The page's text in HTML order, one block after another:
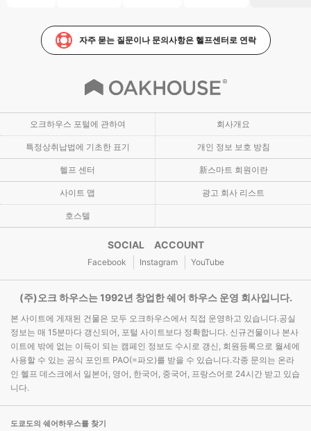
자주 묻는 질문이나 문의사항은 헬프센터로 연락
오크하우스 포털에 관하여 회사개요
특정상취납법에 기초한 표기 개인 정보 보호 방침
헬프 센터 新스마트 회원이란
사이트 맵 광고 회사 리스트
호스텔
SOCIAL ACCOUNT
Facebook Instagram YouTube
(주)오크 하우스는 1992년 창업한 쉐어 하우스 운영 회사입니다.
본 사이트에 게재된 건물은 모두 오크하우스에서 직접 운영하고 있습니다.공실
정보는 매 15분마다 갱신되어, 포털 사이트보다 정확합니다. 신규건물이나 본사
이트에 밖에 없는 이득이 되는 캠페인 정보도 수시로 갱신, 회원등록으로 월세에
사용할 수 있는 공식 포인트 PAO(=파오)를 받을 수 있습니다.각종 문의는 온라
인 헬프 데스크에서 일본어, 영어, 한국어, 중국어, 프랑스어로 24시간 받고 있습
니다.
도쿄도의 쉐어하우스를 찾기